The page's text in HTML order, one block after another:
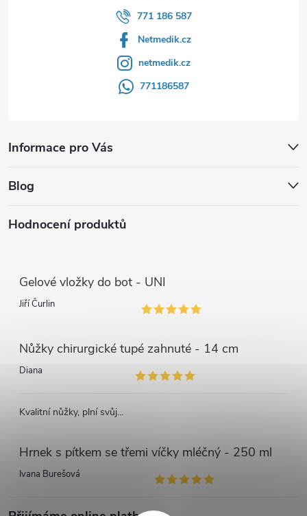
Informace pro Vás
771 186 587
Netmedik.cz
netmedik.cz
771186587
Blog
Hodnocení produktů
Gelové vložky do bot - UNI
Jiří Čurlin
Nůžky chirurgické tupé zahnuté - 14 cm
Diana
Kvalitní nůžky, plní svůj...
Hrnek s pítkem se třemi víčky mléčný - 250 ml
Ivana Burešová